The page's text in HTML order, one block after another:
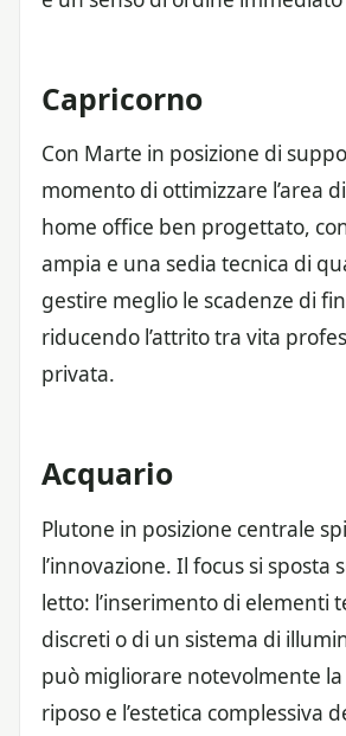
Capricorno
Con Marte in posizione di
momento di ottimizzare l’area
home office ben progettato,
ampia e una sedia tecnica di
gestire meglio le scadenze di
riducendo l’attrito tra vita
privata.
Acquario
Plutone in posizione centrale
l’innovazione. Il focus si sposta
letto: l’inserimento di elementi
discreti o di un sistema di
può migliorare notevolmente
riposo e l’estetica complessiva